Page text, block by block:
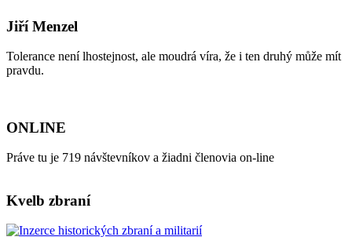
Jiří Menzel
Tolerance není lhostejnost, ale moudrá víra, že i ten druhý může mít
pravdu.
ONLINE
Práve tu je 719 návštevníkov a žiadni členovia on-line
Kvelb zbraní